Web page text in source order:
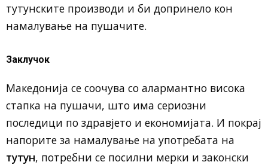
тутунските производи и би допринело кон
намалување на пушачите.
Заклучок
Македонија се соочува со алармантно висока
стапка на пушачи, што има сериозни
последици по здравјето и економијата. И покрај
напорите за намалување на употребата на
тутун, потребни се посилни мерки и законски